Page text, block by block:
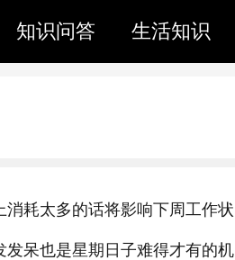
知识问答 生活知识
耗太多的话将影响下周工作状
呆也是星期日子难得才有的机